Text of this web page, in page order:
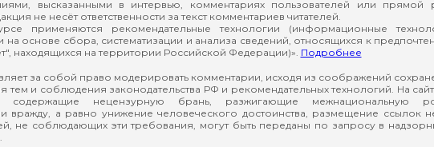
высказанными в интервью, комментариях пользователей или прямой
не несёт ответственности за текст комментариев читателей.
применяются рекомендательные технологии (информационные
основе сбора, систематизации и анализа сведений, относящихся к
находящихся на территории Российской Федерации)». Подробнее
за собой право модерировать комментарии, исходя из соображений
тем и соблюдения законодательства РФ и рекомендательных технологий. На
содержащие нецензурную брань, разжигающие межнациональную
вражду, а равно унижение человеческого достоинства, размещение ссылок
не соблюдающих эти требования, могут быть переданы по запросу в